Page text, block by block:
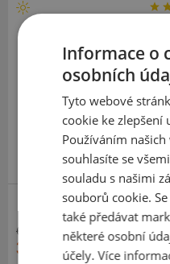
Wrangler
235 65
6 344 Kč
3 192 Kč
Informace o
osobních
Tyto webové
cookie ke zlepšení
Používáním
souhlasíte se
souladu s našimi
souborů cookie.
také předávat
některé osobní
účely.Více